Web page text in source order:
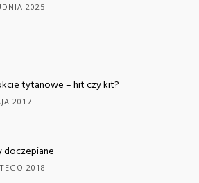
2025
tytanowe – hit czy kit?
2017
doczepiane
2018